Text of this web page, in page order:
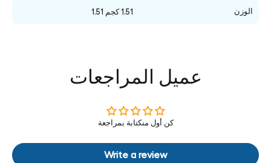
الوزن 1.51 كجم 1.51
عميل المراجعات
كن أول منكتابة بمراجعة
Write a review